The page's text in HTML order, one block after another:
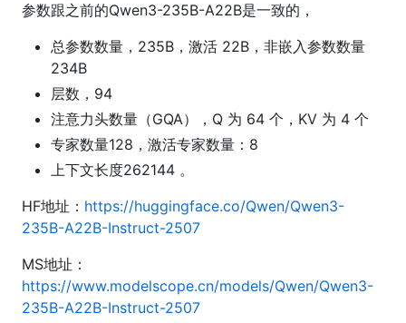
参数跟之前的Qwen3-235B-A22B是一致的，
总参数数量，235B，激活 22B，非嵌入参数数量
234B
层数，94
注意力头数量（GQA），Q 为 64 个，KV 为 4 个
专家数量128，激活专家数量：8
上下文长度262144 。
HF地址： https://huggingface.co/Qwen/Qwen3-
235B-A22B-Instruct-2507
MS地址：
https://www.modelscope.cn/models/Qwen/Qwen3-
235B-A22B-Instruct-2507